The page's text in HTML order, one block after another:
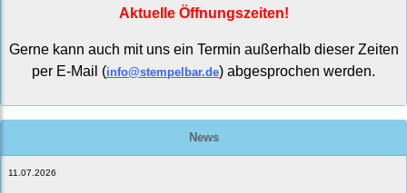
Aktuelle Öffnungszeiten!
Gerne kann auch mit uns ein Termin außerhalb dieser Zeiten
per E-Mail (info@stempelbar.de) abgesprochen werden.
News
11.07.2026